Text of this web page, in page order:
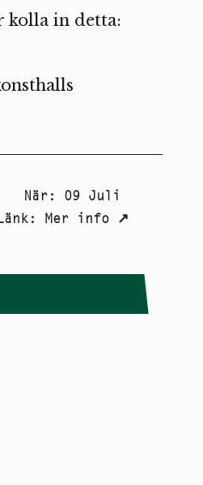
kolla in detta:
När: 09 Juli
: Mer info↗